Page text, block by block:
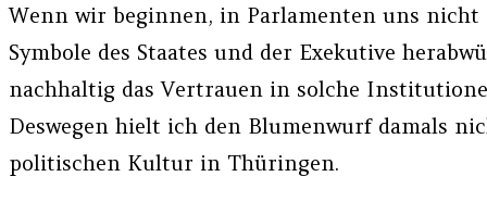
Wenn wir beginnen, in Parlamenten uns nicht
Symbole des Staates und der Exekutive
nachhaltig das Vertrauen in solche
Deswegen hielt ich den Blumenwurf damals
politischen Kultur in Thüringen.